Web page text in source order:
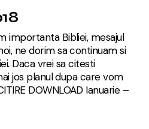
importanta Bibliei, mesajul
ne dorim sa continuam si
Daca vrei sa citesti
jos planul dupa care vom
DOWNLOAD Ianuarie –